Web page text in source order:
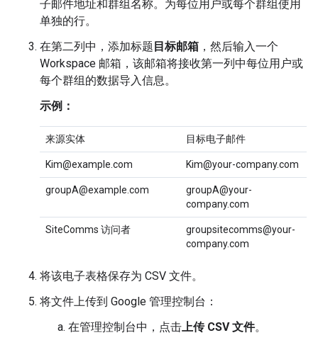
子邮件地址和群组名称。为每位用户或每个群组使用
单独的行。
在第二列中，添加标题目标邮箱 ，然后输入一个
Workspace 邮箱，该邮箱将接收第一列中每位用户或
每个群组的数据导入信息。
示例：
来源实体 目标电子邮件
Kim@example.com Kim@your-company.com
groupA@example.com
groupA@your-
company.com
SiteComms 访问者
groupsitecomms@your-
company.com
将该电子表格保存为 CSV 文件。
将文件上传到 Google 管理控制台：
在管理控制台中，点击上传 CSV 文件。